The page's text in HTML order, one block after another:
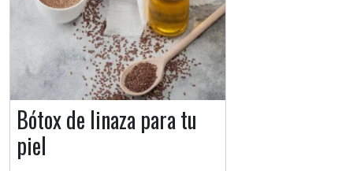
Bótox de linaza para tu
piel